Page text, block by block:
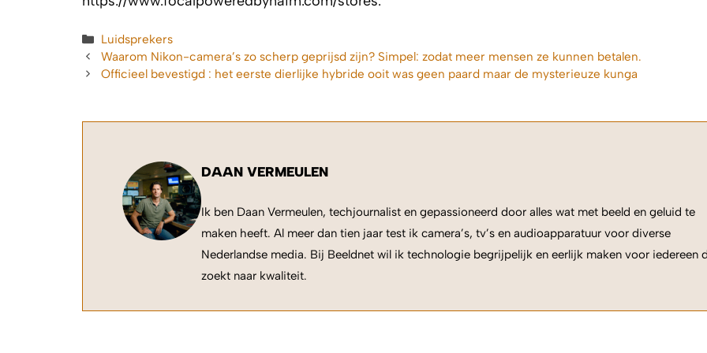
Categorieën
Luidsprekers
Waarom Nikon-camera’s zo scherp geprijsd zijn? Simpel: zodat meer mensen ze kunnen betalen.
Officieel bevestigd : het eerste dierlijke hybride ooit was geen paard maar de mysterieuze kunga
DAAN VERMEULEN
Ik ben Daan Vermeulen, techjournalist en gepassioneerd door alles wat met beeld en geluid te
maken heeft. Al meer dan tien jaar test ik camera’s, tv’s en audioapparatuur voor diverse
Nederlandse media. Bij Beeldnet wil ik technologie begrijpelijk en eerlijk maken voor iedereen
zoekt naar kwaliteit.